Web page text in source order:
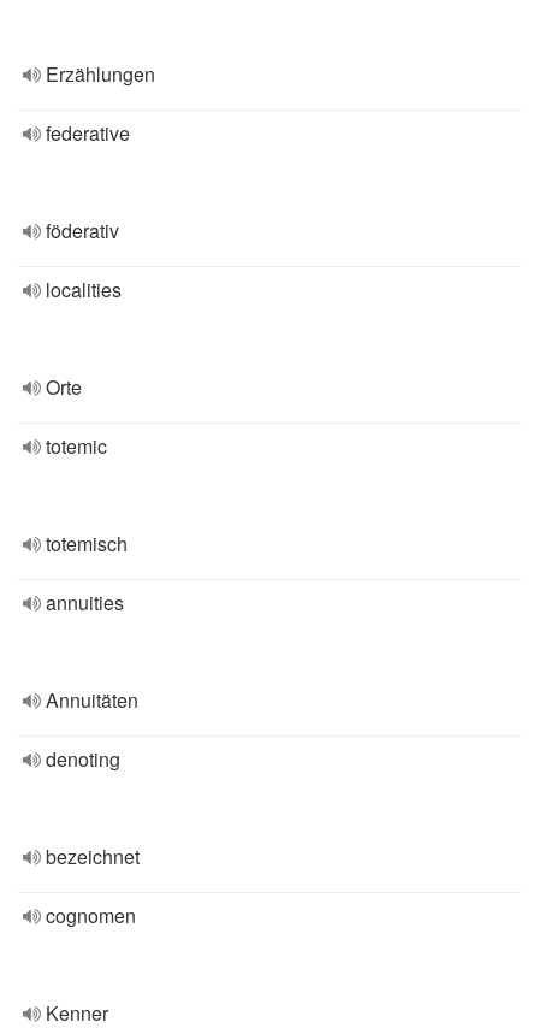
Erzählungen
federative
föderativ
localities
Orte
totemic
totemisch
annuities
Annuitäten
denoting
bezeichnet
cognomen
Kenner